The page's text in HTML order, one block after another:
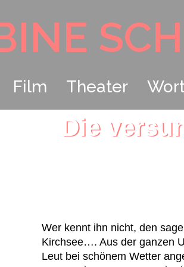
Film Theater
Die
Wer kennt ihn nicht, den
Kirchsee…. Aus der ganzen
Leut bei schönem Wetter